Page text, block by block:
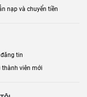
nạp và chuyển tiền
tin
thành viên mới